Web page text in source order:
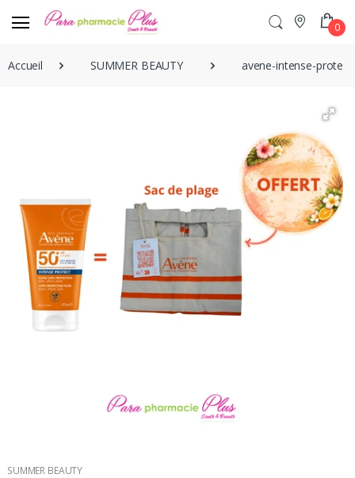
0
Accueil SUMMER BEAUTY avene-intense-
SUMMER BEAUTY